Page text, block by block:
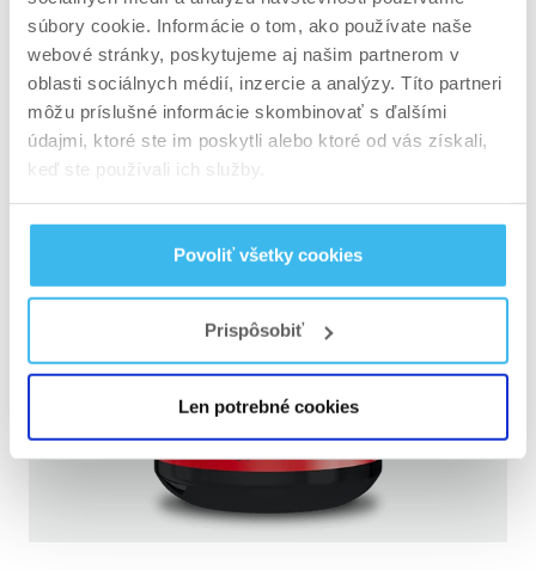
súbory cookie. Informácie o tom, ako používate naše
webové stránky, poskytujeme aj našim partnerom v
oblasti sociálnych médií, inzercie a analýzy. Títo partneri
môžu príslušné informácie skombinovať s ďalšími
údajmi, ktoré ste im poskytli alebo ktoré od vás získali,
keď ste používali ich služby.
Povoliť všetky cookies
Prispôsobiť
Len potrebné cookies